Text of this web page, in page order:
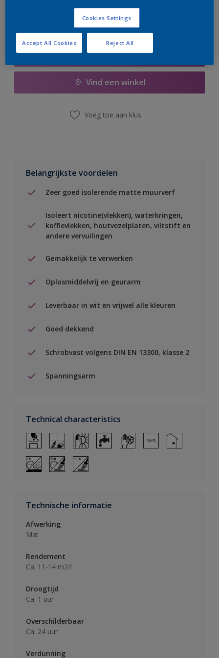
Boodschappenlijst
Vind een winkel
Voeg toe aan klus
Belangrijkste voordelen
Zeer goed isolerende matte muurverf
Isoleert nicotine(vlekken), waterkringen,
koffievlekken, houtvezelplaten, viltstift en
andere vervuilingen
Gemakkelijk te verwerken
Oplosmiddelvrij en geurarm
Leverbaar in wit en vrijwel alle kleuren
Goed dekkend
Schrobvast volgens DIN EN 13300, klasse 2
Spanningsarm
Technical characteristics
Technische informatie
Afwerking
Mat
Rendement
Ca. 11-14 m2/l
Droogtijd
Ca. 1 uur
Overschilderbaar
Ca. 24 uur
Verdunning
Cookies Settings
Reject All
Accept All Cookies